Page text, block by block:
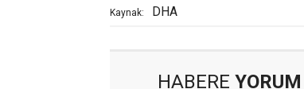
Kaynak: DHA
HABERE